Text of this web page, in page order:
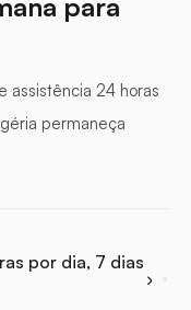
para
assistência 24 horas
permaneça
por dia, 7 dias